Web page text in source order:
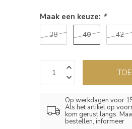
Maak een keuze: *
38 40 42
Op werkdagen voor
Als het artikel op
kom gerust langs.
bestellen, informeer